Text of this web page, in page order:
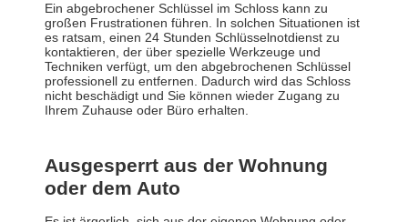
Ein abgebrochener Schlüssel im Schloss kann zu
großen Frustrationen führen. In solchen Situationen ist
es ratsam, einen 24 Stunden Schlüsselnotdienst zu
kontaktieren, der über spezielle Werkzeuge und
Techniken verfügt, um den abgebrochenen Schlüssel
professionell zu entfernen. Dadurch wird das Schloss
nicht beschädigt und Sie können wieder Zugang zu
Ihrem Zuhause oder Büro erhalten.
Ausgesperrt aus der Wohnung
oder dem Auto